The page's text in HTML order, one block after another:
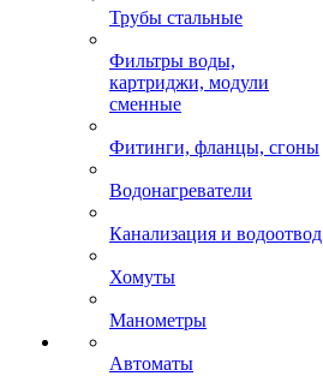
Трубы стальные
Фильтры воды,
картриджи, модули
сменные
Фитинги, фланцы, сгоны
Водонагреватели
Канализация и водоотвод
Хомуты
Манометры
Автоматы